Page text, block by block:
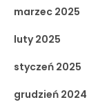
marzec 2025
luty 2025
styczeń 2025
grudzień 2024